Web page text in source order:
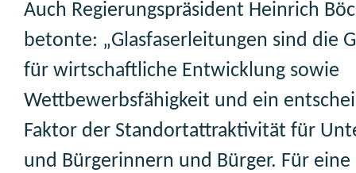
Auch Regierungspräsident Heinrich
betonte: „Glasfaserleitungen sind die
für wirtschaftliche Entwicklung sowie
Wettbewerbsfähigkeit und ein
Faktor der Standortattraktivität für
und Bürgerinnern und Bürger. Für eine